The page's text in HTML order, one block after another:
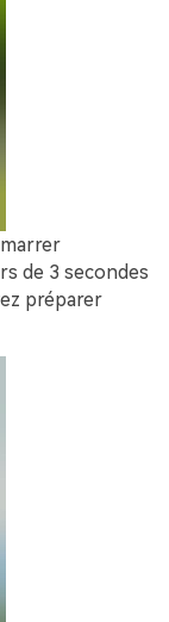
de 3 secondes
préparer